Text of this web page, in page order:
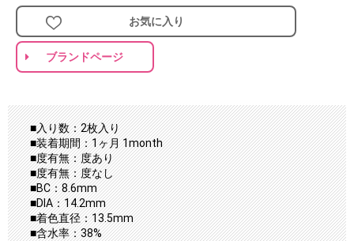
お気に入り
ブランドページ
■入り数：2枚入り
■装着期間：1ヶ月 1month
■度有無：度あり
■度有無：度なし
■BC：8.6mm
■DIA：14.2mm
■着色直径：13.5mm
■含水率：38%